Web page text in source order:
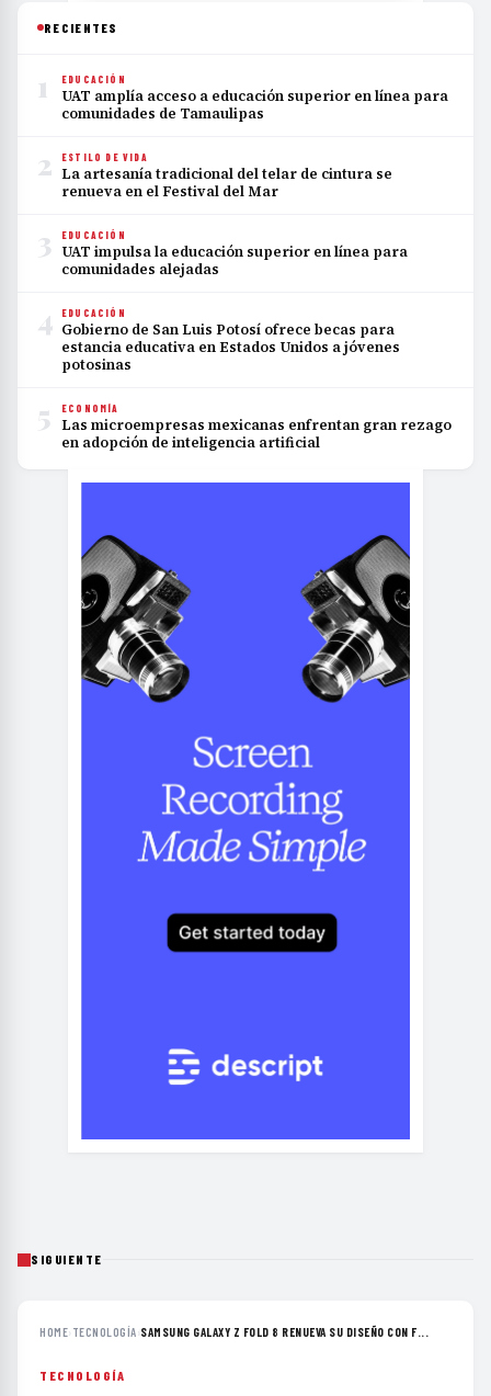
RECIENTES
1 EDUCACIÓN
UAT amplía acceso a educación superior en línea para
comunidades de Tamaulipas
2 ESTILO DE VIDA
La artesanía tradicional del telar de cintura se
renueva en el Festival del Mar
3 EDUCACIÓN
UAT impulsa la educación superior en línea para
comunidades alejadas
4 EDUCACIÓN
Gobierno de San Luis Potosí ofrece becas para
estancia educativa en Estados Unidos a jóvenes
potosinas
5 ECONOMÍA
Las microempresas mexicanas enfrentan gran rezago
en adopción de inteligencia artificial
SIGUIENTE
HOME› TECNOLOGÍA›SAMSUNG GALAXY Z FOLD 8 RENUEVA SU DISEÑO CON F...
TECNOLOGÍA